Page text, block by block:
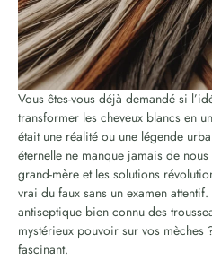
Vous êtes-vous déjà demandé si
transformer les cheveux blancs en
était une réalité ou une légende
éternelle ne manque jamais de
grand-mère et les solutions
vrai du faux sans un examen
antiseptique bien connu des
mystérieux pouvoir sur vos mèches
fascinant.